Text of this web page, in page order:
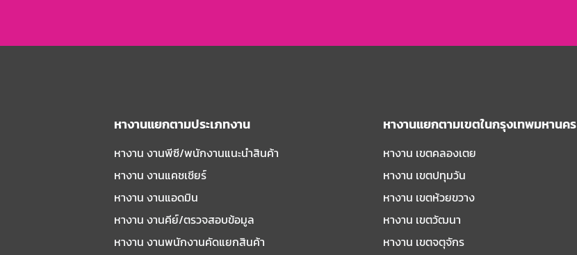
หางานแยกตามประเภทงาน
หางาน งานพีซี/พนักงานแนะนําสินค้า
หางาน งานแคชเชียร์
หางาน งานแอดมิน
หางาน งานคีย์/ตรวจสอบข้อมูล
หางาน งานพนักงานคัดแยกสินค้า
หางานแยกตามเขตในกรุงเทพมหานคร
หางาน เขตคลองเตย
หางาน เขตปทุมวัน
หางาน เขตห้วยขวาง
หางาน เขตวัฒนา
หางาน เขตจตุจักร